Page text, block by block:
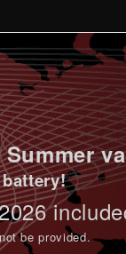
be provided.